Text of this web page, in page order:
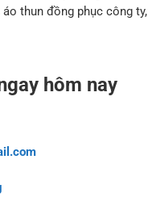
thun đồng phục công ty,
hôm nay